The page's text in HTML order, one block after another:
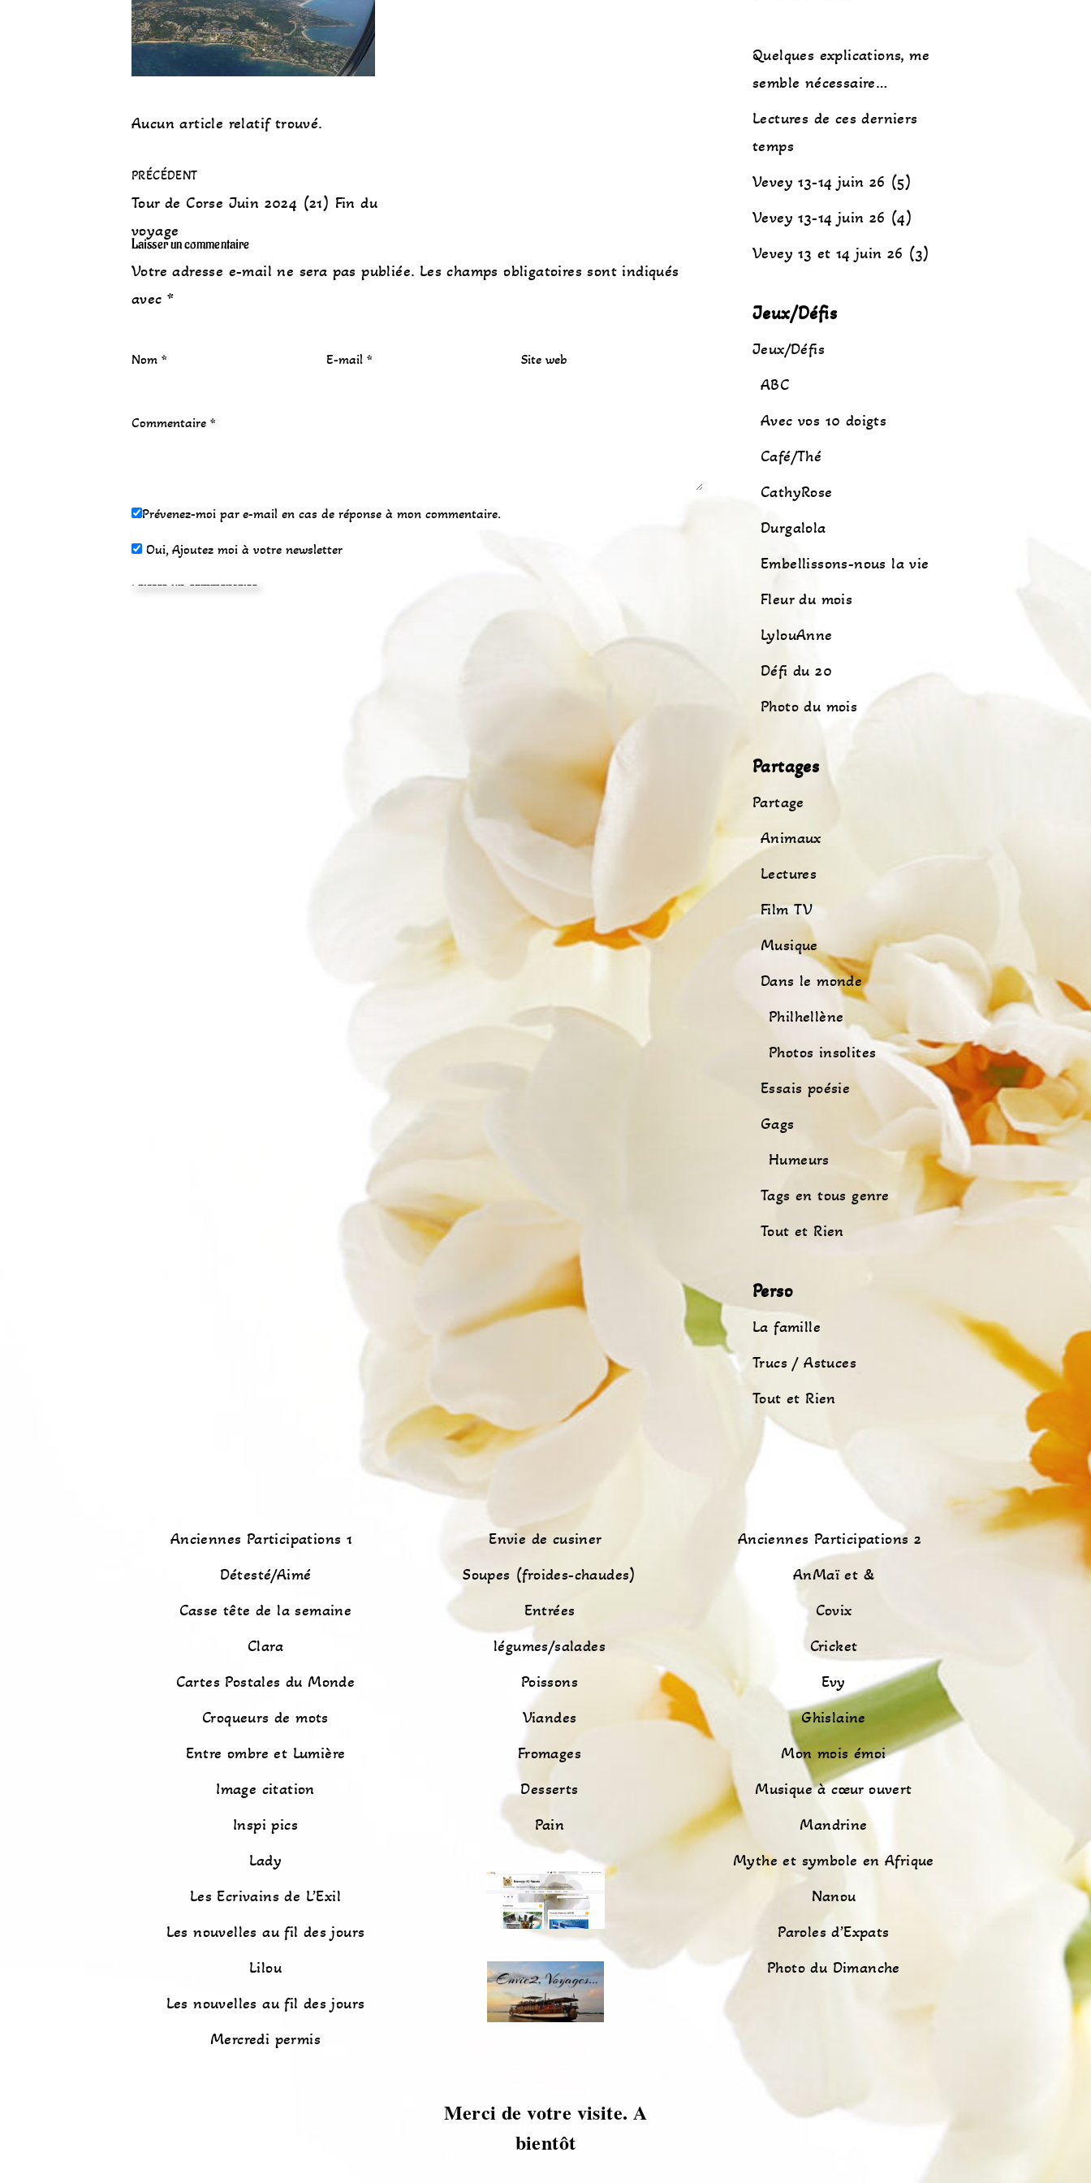
Aucun article relatif trouvé.
PRÉCÉDENT
Tour de Corse Juin 2024 (21) Fin du
voyage
Laisser un commentaire
Votre adresse e-mail ne sera pas publiée. Les champs obligatoires sont indiqués
avec *
Nom * E-mail * Site web
Commentaire *
Prévenez-moi par e-mail en cas de réponse à mon commentaire.
Oui, Ajoutez moi à votre newsletter
Quelques explications, me
semble nécessaire…
Lectures de ces derniers
temps
Vevey 13-14 juin 26 (5)
Vevey 13-14 juin 26 (4)
Vevey 13 et 14 juin 26 (3)
Jeux/Défis
Jeux/Défis
ABC
Avec vos 10 doigts
Café/Thé
CathyRose
Durgalola
Embellissons-nous la vie
Fleur du mois
LylouAnne
Défi du 20
Photo du mois
Partages
Partage
Animaux
Lectures
Film TV
Musique
Dans le monde
Philhellène
Photos insolites
Essais poésie
Gags
Humeurs
Tags en tous genre
Tout et Rien
Perso
La famille
Trucs / Astuces
Tout et Rien
Anciennes Participations 1
Détesté/Aimé
Casse tête de la semaine
Clara
Cartes Postales du Monde
Croqueurs de mots
Entre ombre et Lumière
Image citation
Inspi pics
Lady
Les Ecrivains de L’Exil
Les nouvelles au fil des jours
Lilou
Les nouvelles au fil des jours
Mercredi permis
Envie de cusiner
Soupes (froides-chaudes)
Entrées
légumes/salades
Poissons
Viandes
Fromages
Desserts
Pain
Anciennes Participations 2
AnMaï et &
Covix
Cricket
Evy
Ghislaine
Mon mois émoi
Musique à cœur ouvert
Mandrine
Mythe et symbole en Afrique
Nanou
Paroles d’Expats
Photo du Dimanche
Merci de votre visite. A
bientôt